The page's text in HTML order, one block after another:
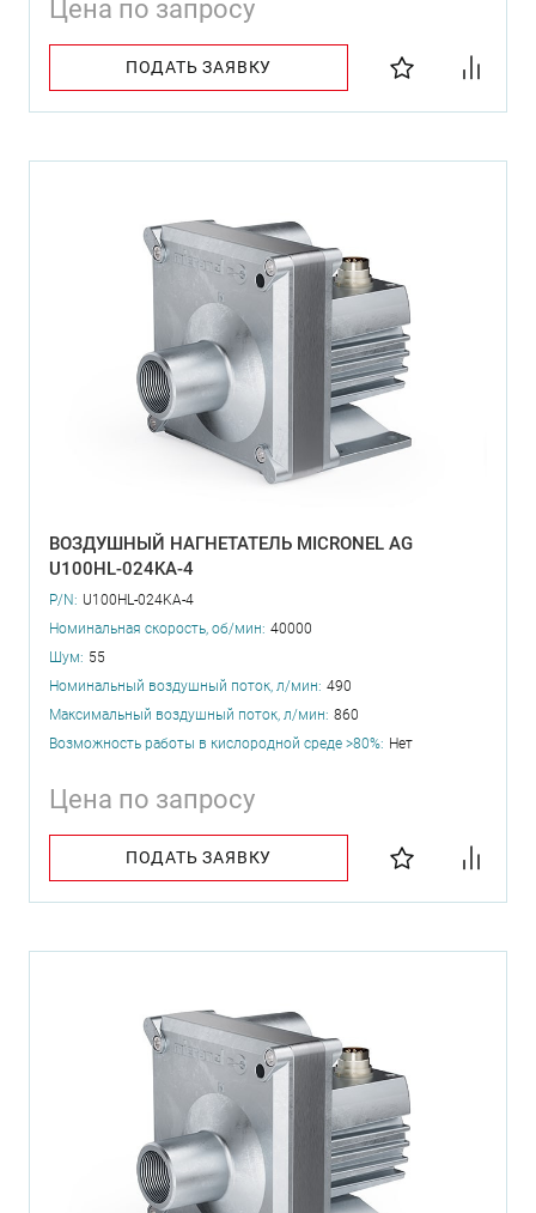
Цена по запросу
ПОДАТЬ ЗАЯВКУ
ВОЗДУШНЫЙ НАГНЕТАТЕЛЬ MICRONEL AG
U100HL-024KA-4
P/N: U100HL-024KA-4
Номинальная скорость, об/мин: 40000
Шум: 55
Номинальный воздушный поток, л/мин: 490
Максимальный воздушный поток, л/мин: 860
Возможность работы в кислородной среде >80%: Нет
Цена по запросу
ПОДАТЬ ЗАЯВКУ